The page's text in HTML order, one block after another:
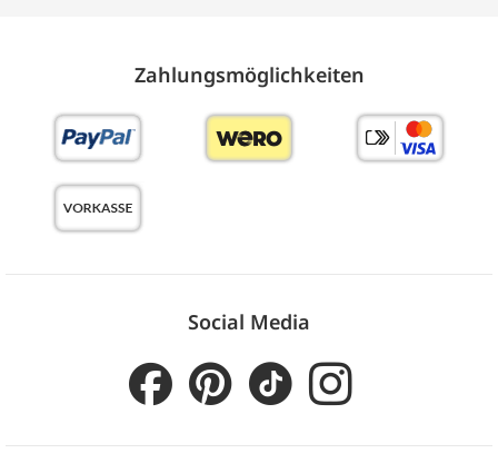
Zahlungs­möglich­keiten
Social Media